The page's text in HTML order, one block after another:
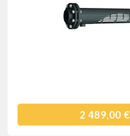
2 489,00 €